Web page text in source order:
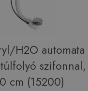
H2O automata
szifonnal,
cm (15200)